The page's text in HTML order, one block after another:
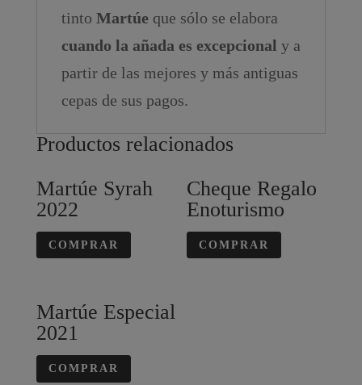
tinto Martúeque sólo se elabora
cuando la añada es excepcional y a
partir de las mejores y más antiguas
cepas de sus pagos.
Productos relacionados
Martúe Syrah
2022
COMPRAR
Cheque Regalo
Enoturismo
COMPRAR
Martúe Especial
2021
COMPRAR